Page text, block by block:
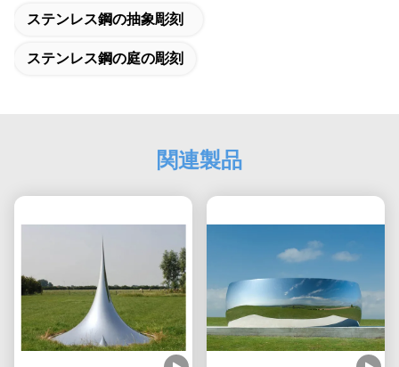
ステンレス鋼の抽象彫刻
ステンレス鋼の庭の彫刻
関連製品